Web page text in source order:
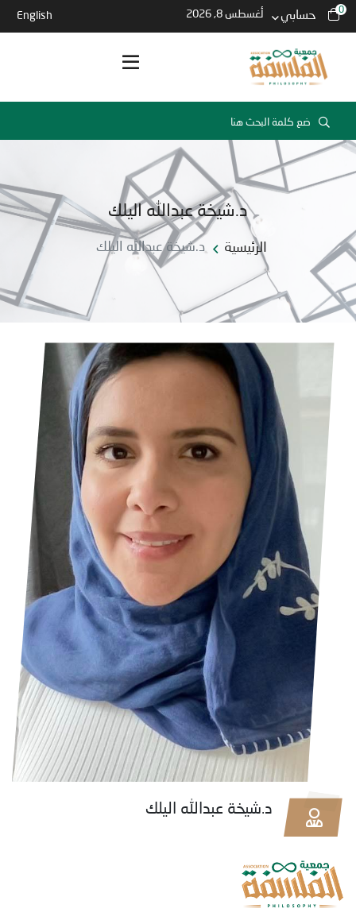
0 حسابي أغسطس 8, 2026 English
د.شيخة عبدالله اليلك
الرئيسية د.شيخة عبدالله اليلك
د.شيخة عبدالله اليلك